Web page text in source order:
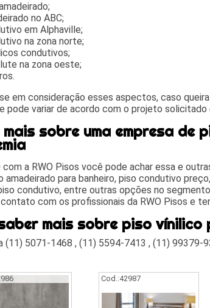
no ABC;
em Alphaville;
na zona norte;
condutivos;
na zona oeste;
em consideração esses aspectos, caso
pode variar de acordo com o projeto solicitado
sobre uma empresa de
com a RWO Pisos você pode achar essa e
amadeirado para banheiro, piso condutivo
condutivo, entre outras opções no
com os profissionais da RWO Pisos e
mais sobre piso vínilico
(11) 5071-1468 , (11) 5594-7413 , (11) 99379-
Cod.:42987